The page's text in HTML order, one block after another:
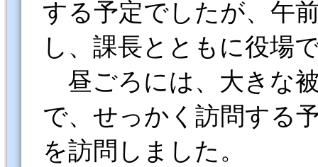
する予定でしたが、午
し、課長とともに役場
昼ごろには、大きな
で、せっかく訪問する
を訪問しました。